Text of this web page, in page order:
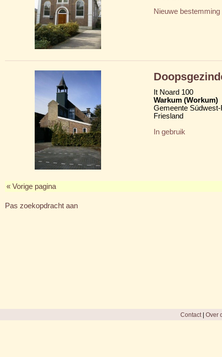
Nieuwe bestemming
It Noard 100
Warkum (Workum)
Gemeente
Friesland
In gebruik
« Vorige pagina
Pas zoekopdracht aan
Contact| Over